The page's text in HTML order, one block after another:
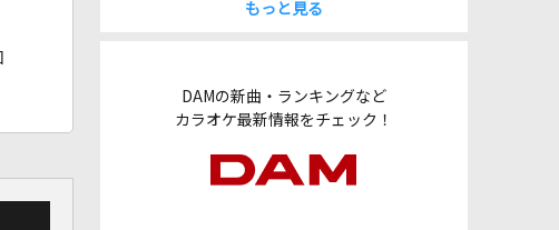
もっと見る
DAMの新曲・ランキングなど
カラオケ最新情報をチェック！